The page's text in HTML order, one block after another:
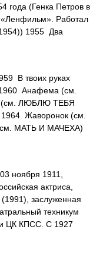
года (Генка Петров в
«Ленфильм». Работал
1955 Два
В твоих руках
Анафема (см.
(см. ЛЮБЛЮ ТЕБЯ
Жаворонок (см.
МАТЬ И МАЧЕХА)
ноября 1911,
актриса,
заслуженная
техникум
ЦК КПСС. С 1927